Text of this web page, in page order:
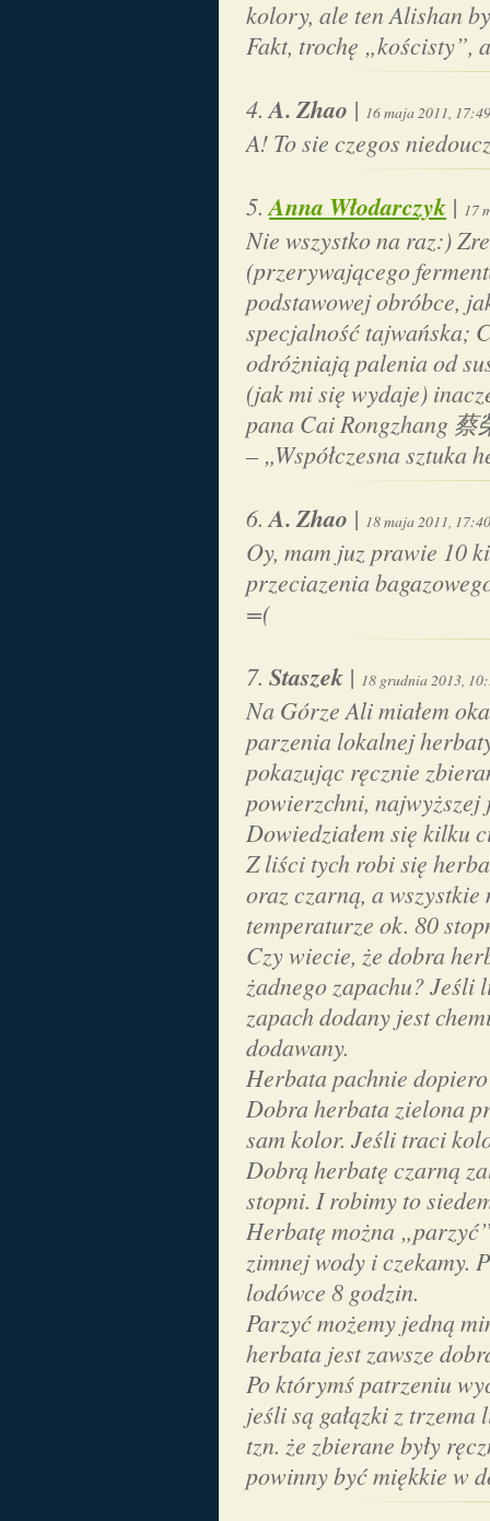
kolory, ale ten Alishan
Fakt, trochę „kościsty”,
A. Zhao | 16 maja 2011, 17:49
A! To sie czegos
Anna Włodarczyk | 17
Nie wszystko na raz:)
(przerywającego
podstawowej obróbce,
specjalność tajwańska;
odróżniają palenia od
(jak mi się wydaje)
pana Cai Rongzhang
– „Współczesna sztuka
A. Zhao | 18 maja 2011, 17:40
Oy, mam juz prawie 10
przeciazenia
=(
Staszek | 18 grudnia 2013,
Na Górze Ali miałem
parzenia lokalnej
pokazując ręcznie
powierzchni, najwyższej
Dowiedziałem się kilku
Z liści tych robi się
oraz czarną, a
temperaturze ok. 80
Czy wiecie, że dobra
żadnego zapachu? Jeśli
zapach dodany jest
dodawany.
Herbata pachnie
Dobra herbata zielona
sam kolor. Jeśli traci
Dobrą herbatę czarną
stopni. I robimy to
Herbatę można
zimnej wody i czekamy.
lodówce 8 godzin.
Parzyć możemy jedną
herbata jest zawsze
Po którymś patrzeniu
jeśli są gałązki z
tzn. że zbierane były
powinny być miękkie w